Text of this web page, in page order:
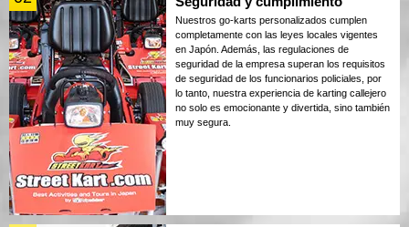
Nuestros go-karts personalizados cumplen
completamente con las leyes locales vigentes
en Japón. Además, las regulaciones de
seguridad de la empresa superan los requisitos
de seguridad de los funcionarios policiales, por
lo tanto, nuestra experiencia de karting callejero
no solo es emocionante y divertida, sino también
muy segura.